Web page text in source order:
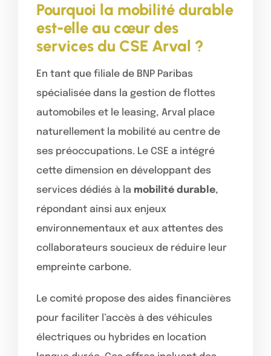
Pourquoi la mobilité durable
est-elle au cœur des
services du CSE Arval ?
En tant que filiale de BNP Paribas
spécialisée dans la gestion de flottes
automobiles et le leasing, Arval place
naturellement la mobilité au centre de
ses préoccupations. Le CSE a intégré
cette dimension en développant des
services dédiés à la mobilité durable,
répondant ainsi aux enjeux
environnementaux et aux attentes des
collaborateurs soucieux de réduire leur
empreinte carbone.
Le comité propose des aides financières
pour faciliter l’accès à des véhicules
électriques ou hybrides en location